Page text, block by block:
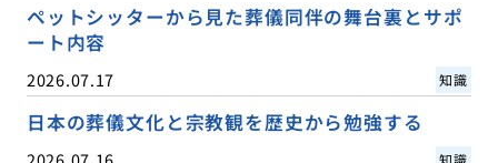
ペットシッターから見た葬儀同伴の舞台裏とサポ
ート内容
2026.07.17 知識
日本の葬儀文化と宗教観を歴史から勉強する